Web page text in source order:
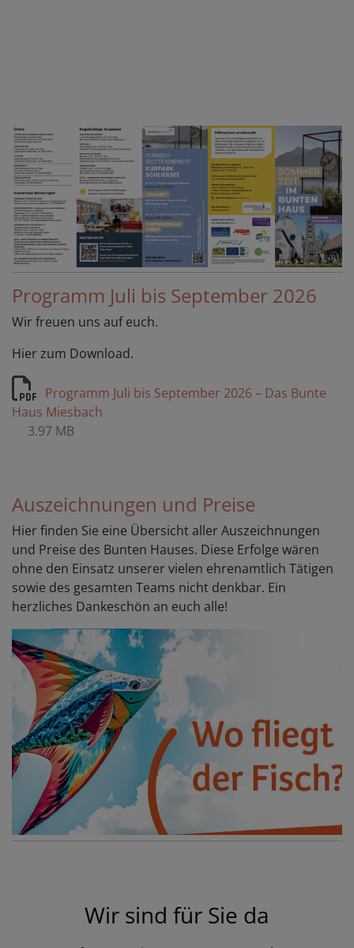
Programm Juli bis September 2026
Wir freuen uns auf euch.
Hier zum Download.
Programm Juli bis September 2026 – Das Bunte
Haus Miesbach
3.97 MB
Auszeichnungen und Preise
Hier finden Sie eine Übersicht aller Auszeichnungen
und Preise des Bunten Hauses. Diese Erfolge wären
ohne den Einsatz unserer vielen ehrenamtlich Tätigen
sowie des gesamten Teams nicht denkbar. Ein
herzliches Dankeschön an euch alle!
Wir sind für Sie da